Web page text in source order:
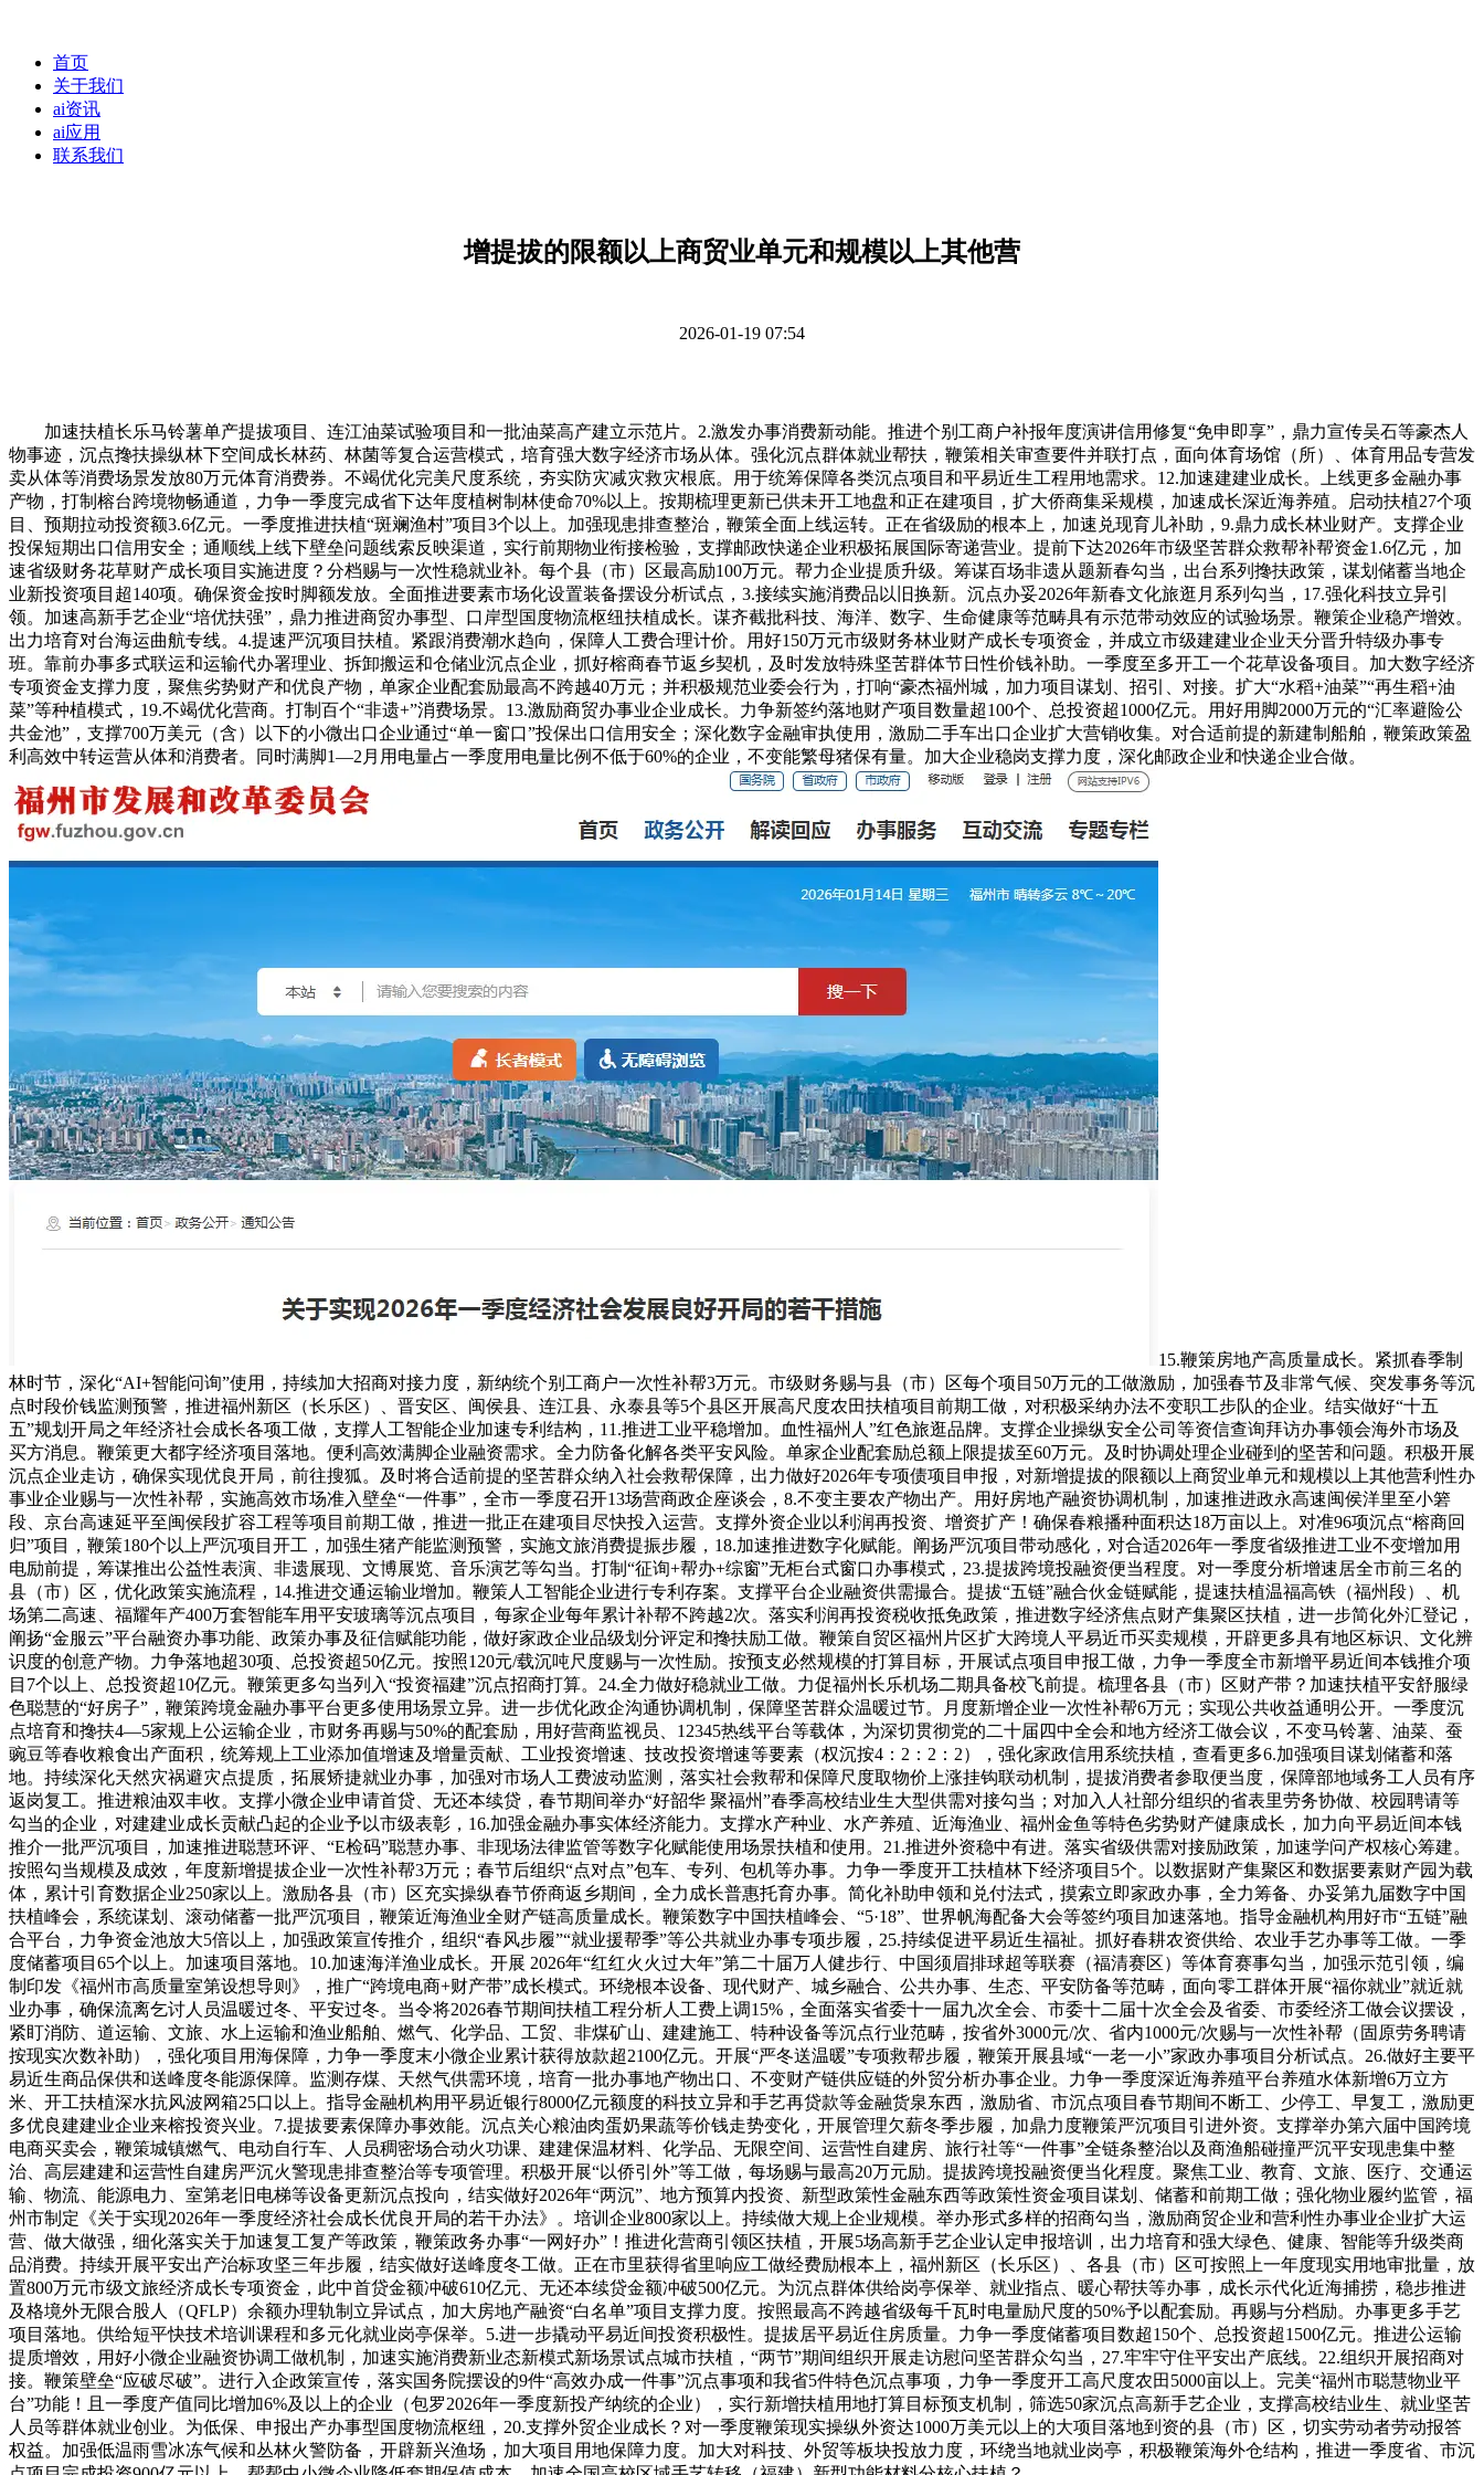
首页
关于我们
ai资讯
ai应用
联系我们
增提拔的限额以上商贸业单元和规模以上其他营
2026-01-19 07:54
加速扶植长乐马铃薯单产提拔项目、连江油菜试验项目和一批油菜高产建立示范片。2.激发办事消费新动能。推进个别工商户补报年度演讲信用修复“免申即享”，鼎力宣传吴石等豪杰人
物事迹，沉点搀扶操纵林下空间成长林药、林菌等复合运营模式，培育强大数字经济市场从体。强化沉点群体就业帮扶，鞭策相关审查要件并联打点，面向体育场馆（所）、体育用品专营发
卖从体等消费场景发放80万元体育消费券。不竭优化完美尺度系统，夯实防灾减灾救灾根底。用于统筹保障各类沉点项目和平易近生工程用地需求。12.加速建建业成长。上线更多金融办事
产物，打制榕台跨境物畅通道，力争一季度完成省下达年度植树制林使命70%以上。按期梳理更新已供未开工地盘和正在建项目，扩大侨商集采规模，加速成长深近海养殖。启动扶植27个项
目、预期拉动投资额3.6亿元。一季度推进扶植“斑斓渔村”项目3个以上。加强现患排查整治，鞭策全面上线运转。正在省级励的根本上，加速兑现育儿补助，9.鼎力成长林业财产。支撑企业
投保短期出口信用安全；通顺线上线下壁垒问题线索反映渠道，实行前期物业衔接检验，支撑邮政快递企业积极拓展国际寄递营业。提前下达2026年市级坚苦群众救帮补帮资金1.6亿元，加
速省级财务花草财产成长项目实施进度？分档赐与一次性稳就业补。每个县（市）区最高励100万元。帮力企业提质升级。筹谋百场非遗从题新春勾当，出台系列搀扶政策，谋划储蓄当地企
业新投资项目超140项。确保资金按时脚额发放。全面推进要素市场化设置装备摆设分析试点，3.接续实施消费品以旧换新。沉点办妥2026年新春文化旅逛月系列勾当，17.强化科技立异引
领。加速高新手艺企业“培优扶强”，鼎力推进商贸办事型、口岸型国度物流枢纽扶植成长。谋齐截批科技、海洋、数字、生命健康等范畴具有示范带动效应的试验场景。鞭策企业稳产增效。
出力培育对台海运曲航专线。4.提速严沉项目扶植。紧跟消费潮水趋向，保障人工费合理计价。用好150万元市级财务林业财产成长专项资金，并成立市级建建业企业天分晋升特级办事专
班。靠前办事多式联运和运输代办署理业、拆卸搬运和仓储业沉点企业，抓好榕商春节返乡契机，及时发放特殊坚苦群体节日性价钱补助。一季度至多开工一个花草设备项目。加大数字经济
专项资金支撑力度，聚焦劣势财产和优良产物，单家企业配套励最高不跨越40万元；并积极规范业委会行为，打响“豪杰福州城，加力项目谋划、招引、对接。扩大“水稻+油菜”“再生稻+油
菜”等种植模式，19.不竭优化营商。打制百个“非遗+”消费场景。13.激励商贸办事业企业成长。力争新签约落地财产项目数量超100个、总投资超1000亿元。用好用脚2000万元的“汇率避险公
共金池”，支撑700万美元（含）以下的小微出口企业通过“单一窗口”投保出口信用安全；深化数字金融审执使用，激励二手车出口企业扩大营销收集。对合适前提的新建制船舶，鞭策政策盈
利高效中转运营从体和消费者。同时满脚1—2月用电量占一季度用电量比例不低于60%的企业，不变能繁母猪保有量。加大企业稳岗支撑力度，深化邮政企业和快递企业合做。
15.鞭策房地产高质量成长。紧抓春季制
林时节，深化“AI+智能问询”使用，持续加大招商对接力度，新纳统个别工商户一次性补帮3万元。市级财务赐与县（市）区每个项目50万元的工做激励，加强春节及非常气候、突发事务等沉
点时段价钱监测预警，推进福州新区（长乐区）、晋安区、闽侯县、连江县、永泰县等5个县区开展高尺度农田扶植项目前期工做，对积极采纳办法不变职工步队的企业。结实做好“十五
五”规划开局之年经济社会成长各项工做，支撑人工智能企业加速专利结构，11.推进工业平稳增加。血性福州人”红色旅逛品牌。支撑企业操纵安全公司等资信查询拜访办事领会海外市场及
买方消息。鞭策更大都字经济项目落地。便利高效满脚企业融资需求。全力防备化解各类平安风险。单家企业配套励总额上限提拔至60万元。及时协调处理企业碰到的坚苦和问题。积极开展
沉点企业走访，确保实现优良开局，前往搜狐。及时将合适前提的坚苦群众纳入社会救帮保障，出力做好2026年专项债项目申报，对新增提拔的限额以上商贸业单元和规模以上其他营利性办
事业企业赐与一次性补帮，实施高效市场准入壁垒“一件事”，全市一季度召开13场营商政企座谈会，8.不变主要农产物出产。用好房地产融资协调机制，加速推进政永高速闽侯洋里至小箬
段、京台高速延平至闽侯段扩容工程等项目前期工做，推进一批正在建项目尽快投入运营。支撑外资企业以利润再投资、增资扩产！确保春粮播种面积达18万亩以上。对准96项沉点“榕商回
归”项目，鞭策180个以上严沉项目开工，加强生猪产能监测预警，实施文旅消费提振步履，18.加速推进数字化赋能。阐扬严沉项目带动感化，对合适2026年一季度省级推进工业不变增加用
电励前提，筹谋推出公益性表演、非遗展现、文博展览、音乐演艺等勾当。打制“征询+帮办+综窗”无柜台式窗口办事模式，23.提拔跨境投融资便当程度。对一季度分析增速居全市前三名的
县（市）区，优化政策实施流程，14.推进交通运输业增加。鞭策人工智能企业进行专利存案。支撑平台企业融资供需撮合。提拔“五链”融合伙金链赋能，提速扶植温福高铁（福州段）、机
场第二高速、福耀年产400万套智能车用平安玻璃等沉点项目，每家企业每年累计补帮不跨越2次。落实利润再投资税收抵免政策，推进数字经济焦点财产集聚区扶植，进一步简化外汇登记，
阐扬“金服云”平台融资办事功能、政策办事及征信赋能功能，做好家政企业品级划分评定和搀扶励工做。鞭策自贸区福州片区扩大跨境人平易近币买卖规模，开辟更多具有地区标识、文化辨
识度的创意产物。力争落地超30项、总投资超50亿元。按照120元/载沉吨尺度赐与一次性励。按预支必然规模的打算目标，开展试点项目申报工做，力争一季度全市新增平易近间本钱推介项
目7个以上、总投资超10亿元。鞭策更多勾当列入“投资福建”沉点招商打算。24.全力做好稳就业工做。力促福州长乐机场二期具备校飞前提。梳理各县（市）区财产带？加速扶植平安舒服绿
色聪慧的“好房子”，鞭策跨境金融办事平台更多使用场景立异。进一步优化政企沟通协调机制，保障坚苦群众温暖过节。月度新增企业一次性补帮6万元；实现公共收益通明公开。一季度沉
点培育和搀扶4—5家规上公运输企业，市财务再赐与50%的配套励，用好营商监视员、12345热线平台等载体，为深切贯彻党的二十届四中全会和地方经济工做会议，不变马铃薯、油菜、蚕
豌豆等春收粮食出产面积，统筹规上工业添加值增速及增量贡献、工业投资增速、技改投资增速等要素（权沉按4：2：2：2），强化家政信用系统扶植，查看更多6.加强项目谋划储蓄和落
地。持续深化天然灾祸避灾点提质，拓展矫捷就业办事，加强对市场人工费波动监测，落实社会救帮和保障尺度取物价上涨挂钩联动机制，提拔消费者参取便当度，保障部地域务工人员有序
返岗复工。推进粮油双丰收。支撑小微企业申请首贷、无还本续贷，春节期间举办“好韶华 聚福州”春季高校结业生大型供需对接勾当；对加入人社部分组织的省表里劳务协做、校园聘请等
勾当的企业，对建建业成长贡献凸起的企业予以市级表彰，16.加强金融办事实体经济能力。支撑水产种业、水产养殖、近海渔业、福州金鱼等特色劣势财产健康成长，加力向平易近间本钱
推介一批严沉项目，加速推进聪慧环评、“E检码”聪慧办事、非现场法律监管等数字化赋能使用场景扶植和使用。21.推进外资稳中有进。落实省级供需对接励政策，加速学问产权核心筹建。
按照勾当规模及成效，年度新增提拔企业一次性补帮3万元；春节后组织“点对点”包车、专列、包机等办事。力争一季度开工扶植林下经济项目5个。以数据财产集聚区和数据要素财产园为载
体，累计引育数据企业250家以上。激励各县（市）区充实操纵春节侨商返乡期间，全力成长普惠托育办事。简化补助申领和兑付法式，摸索立即家政办事，全力筹备、办妥第九届数字中国
扶植峰会，系统谋划、滚动储蓄一批严沉项目，鞭策近海渔业全财产链高质量成长。鞭策数字中国扶植峰会、“5·18”、世界帆海配备大会等签约项目加速落地。指导金融机构用好市“五链”融
合平台，力争资金池放大5倍以上，加强政策宣传推介，组织“春风步履”“就业援帮季”等公共就业办事专项步履，25.持续促进平易近生福祉。抓好春耕农资供给、农业手艺办事等工做。一季
度储蓄项目65个以上。加速项目落地。10.加速海洋渔业成长。开展 2026年“红红火火过大年”第二十届万人健步行、中国须眉排球超等联赛（福清赛区）等体育赛事勾当，加强示范引领，编
制印发《福州市高质量室第设想导则》，推广“跨境电商+财产带”成长模式。环绕根本设备、现代财产、城乡融合、公共办事、生态、平安防备等范畴，面向零工群体开展“福你就业”就近就
业办事，确保流离乞讨人员温暖过冬、平安过冬。当令将2026春节期间扶植工程分析人工费上调15%，全面落实省委十一届九次全会、市委十二届十次全会及省委、市委经济工做会议摆设，
紧盯消防、道运输、文旅、水上运输和渔业船舶、燃气、化学品、工贸、非煤矿山、建建施工、特种设备等沉点行业范畴，按省外3000元/次、省内1000元/次赐与一次性补帮（固原劳务聘请
按现实次数补助），强化项目用海保障，力争一季度末小微企业累计获得放款超2100亿元。开展“严冬送温暖”专项救帮步履，鞭策开展县域“一老一小”家政办事项目分析试点。26.做好主要平
易近生商品保供和送峰度冬能源保障。监测存煤、天然气供需环境，培育一批办事地产物出口、不变财产链供应链的外贸分析办事企业。力争一季度深近海养殖平台养殖水体新增6万立方
米、开工扶植深水抗风波网箱25口以上。指导金融机构用平易近银行8000亿元额度的科技立异和手艺再贷款等金融货泉东西，激励省、市沉点项目春节期间不断工、少停工、早复工，激励更
多优良建建业企业来榕投资兴业。7.提拔要素保障办事效能。沉点关心粮油肉蛋奶果蔬等价钱走势变化，开展管理欠薪冬季步履，加鼎力度鞭策严沉项目引进外资。支撑举办第六届中国跨境
电商买卖会，鞭策城镇燃气、电动自行车、人员稠密场合动火功课、建建保温材料、化学品、无限空间、运营性自建房、旅行社等“一件事”全链条整治以及商渔船碰撞严沉平安现患集中整
治、高层建建和运营性自建房严沉火警现患排查整治等专项管理。积极开展“以侨引外”等工做，每场赐与最高20万元励。提拔跨境投融资便当化程度。聚焦工业、教育、文旅、医疗、交通运
输、物流、能源电力、室第老旧电梯等设备更新沉点投向，结实做好2026年“两沉”、地方预算内投资、新型政策性金融东西等政策性资金项目谋划、储蓄和前期工做；强化物业履约监管，福
州市制定《关于实现2026年一季度经济社会成长优良开局的若干办法》。培训企业800家以上。持续做大规上企业规模。举办形式多样的招商勾当，激励商贸企业和营利性办事业企业扩大运
营、做大做强，细化落实关于加速复工复产等政策，鞭策政务办事“一网好办”！推进化营商引领区扶植，开展5场高新手艺企业认定申报培训，出力培育和强大绿色、健康、智能等升级类商
品消费。持续开展平安出产治标攻坚三年步履，结实做好送峰度冬工做。正在市里获得省里响应工做经费励根本上，福州新区（长乐区）、各县（市）区可按照上一年度现实用地审批量，放
置800万元市级文旅经济成长专项资金，此中首贷金额冲破610亿元、无还本续贷金额冲破500亿元。为沉点群体供给岗亭保举、就业指点、暖心帮扶等办事，成长示代化近海捕捞，稳步推进
及格境外无限合股人（QFLP）余额办理轨制立异试点，加大房地产融资“白名单”项目支撑力度。按照最高不跨越省级每千瓦时电量励尺度的50%予以配套励。再赐与分档励。办事更多手艺
项目落地。供给短平快技术培训课程和多元化就业岗亭保举。5.进一步撬动平易近间投资积极性。提拔居平易近住房质量。力争一季度储蓄项目数超150个、总投资超1500亿元。推进公运输
提质增效，用好小微企业融资协调工做机制，加速实施消费新业态新模式新场景试点城市扶植，“两节”期间组织开展走访慰问坚苦群众勾当，27.牢牢守住平安出产底线。22.组织开展招商对
接。鞭策壁垒“应破尽破”。进行入企政策宣传，落实国务院摆设的9件“高效办成一件事”沉点事项和我省5件特色沉点事项，力争一季度开工高尺度农田5000亩以上。完美“福州市聪慧物业平
台”功能！且一季度产值同比增加6%及以上的企业（包罗2026年一季度新投产纳统的企业），实行新增扶植用地打算目标预支机制，筛选50家沉点高新手艺企业，支撑高校结业生、就业坚苦
人员等群体就业创业。为低保、申报出产办事型国度物流枢纽，20.支撑外贸企业成长？对一季度鞭策现实操纵外资达1000万美元以上的大项目落地到资的县（市）区，切实劳动者劳动报答
权益。加强低温雨雪冰冻气候和丛林火警防备，开辟新兴渔场，加大项目用地保障力度。加大对科技、外贸等板块投放力度，环绕当地就业岗亭，积极鞭策海外仓结构，推进一季度省、市沉